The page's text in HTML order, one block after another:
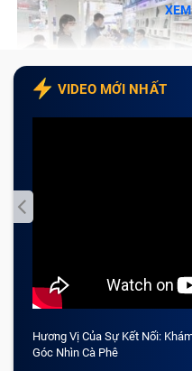
VIDEO MỚI NHẤT
Hương Vị Của Sự Kết Nối:
Góc Nhìn Cà Phê